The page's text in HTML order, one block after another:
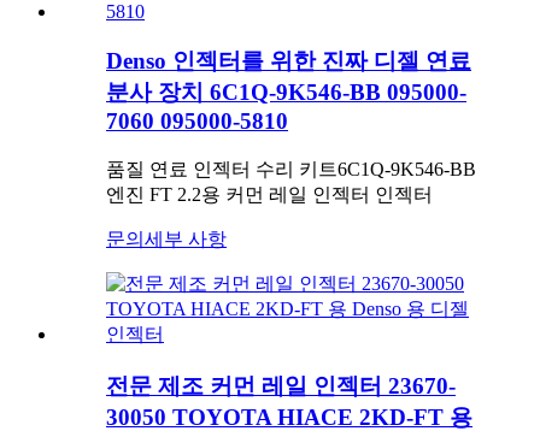
Denso 인젝터를 위한 진짜 디젤 연료
분사 장치 6C1Q-9K546-BB 095000-
7060 095000-5810
품질 연료 인젝터 수리 키트6C1Q-9K546-BB
엔진 FT 2.2용 커먼 레일 인젝터 인젝터
문의 세부 사항
전문 제조 커먼 레일 인젝터 23670-
30050 TOYOTA HIACE 2KD-FT 용